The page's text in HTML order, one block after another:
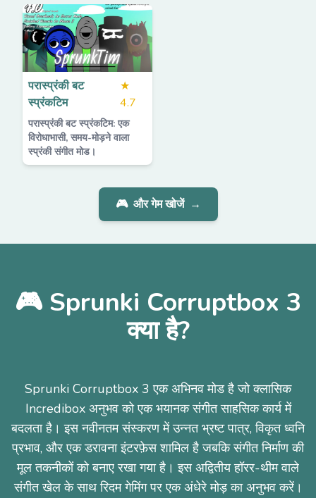
परास्प्रंकी बट
स्प्रंकटिम
★
4.7
परास्प्रंकी बट स्प्रंकटिम: एक
विरोधाभासी, समय-मोड़ने वाला
स्प्रंकी संगीत मोड।
🎮 और गेम खोजें →
🎮 Sprunki Corruptbox 3
क्या है?
Sprunki Corruptbox 3 एक अभिनव मोड है जो क्लासिक
Incredibox अनुभव को एक भयानक संगीत साहसिक कार्य में
बदलता है। इस नवीनतम संस्करण में उन्नत भ्रष्ट पात्र, विकृत ध्वनि
प्रभाव, और एक डरावना इंटरफ़ेस शामिल है जबकि संगीत निर्माण की
मूल तकनीकों को बनाए रखा गया है। इस अद्वितीय हॉरर-थीम वाले
संगीत खेल के साथ रिदम गेमिंग पर एक अंधेरे मोड़ का अनुभव करें।